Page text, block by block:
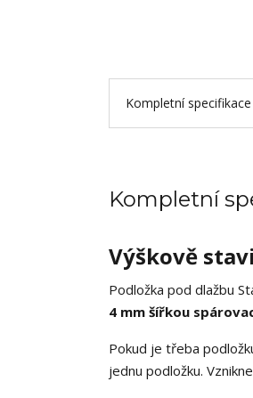
Kompletní specifikace
Kompletní
Výškově
Podložka pod dlažbu
4 mm šířkou
Pokud je třeba
jednu podložku.